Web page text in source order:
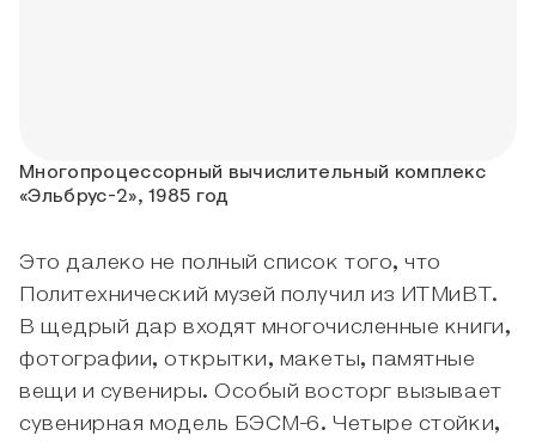
Многопроцессорный вычислительный комплекс
«Эльбрус-2», 1985 год
Это далеко не полный список того, что
Политехнический музей получил из ИТМиВТ.
В щедрый дар входят многочисленные книги,
фотографии, открытки, макеты, памятные
вещи и сувениры. Особый восторг вызывает
сувенирная модель БЭСМ-6. Четыре стойки,